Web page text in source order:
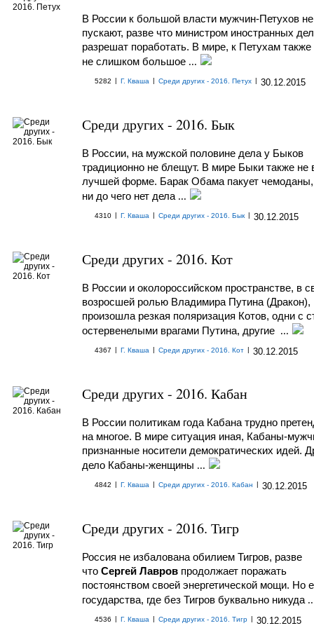
В России к большой власти мужчин-Петухов не
пускают, разве что министром иностранных дел
разрешат поработать. В мире, к Петухам также
не слишком большое ...
5282 | Г. Кваша | Среди других - 2016. Петух | 30.12.2015
Среди других - 2016. Бык
В России, на мужской половине дела у Быков
традиционно не блещут. В мире Быки также не
лучшей форме. Барак Обама пакует
ни до чего нет дела ...
4310 | Г. Кваша | Среди других - 2016. Бык | 30.12.2015
Среди других - 2016. Кот
В России и околороссийском пространстве, в
возросшей ролью Владимира Путина (Дракон),
произошла резкая поляризация Котов, одни с
остервенелыми врагами Путина, другие ...
4367 | Г. Кваша | Среди других - 2016. Кот | 30.12.2015
Среди других - 2016. Кабан
В России политикам года Кабана трудно
на многое. В мире ситуация иная, Кабаны-
признанные носители демократических идей.
дело Кабаны-женщины ...
4842 | Г. Кваша | Среди других - 2016. Кабан | 30.12.2015
Среди других - 2016. Тигр
Россия не избалована обилием Тигров, разве
что Сергей Лавров продолжает поражать
постоянством своей энергетической мощи. Но
государства, где без Тигров буквально никуда
4536 | Г. Кваша | Среди других - 2016. Тигр | 30.12.2015